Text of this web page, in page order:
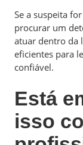
Se a suspeita
procurar um
atuar dentro da
eficientes para
confiável.
Está
isso